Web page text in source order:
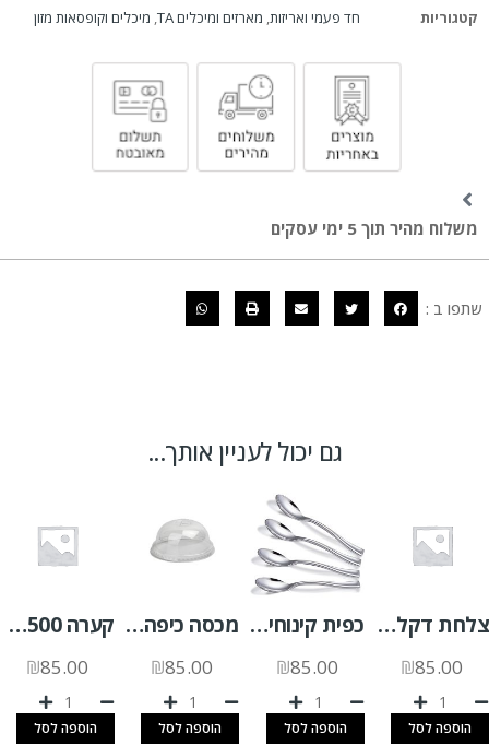
קטגוריות
חד פעמי ואריזות מארזים ומיכלים TA מיכלים וקופסאות מזון
משלוח מהיר תוך 5 ימי עסקים
שתפו ב :
גם יכול לעניין אותך...
צלחת דקל 10/10 א.200 יח'
₪85.00
הוספה לסל
כפית קינוחים מוכסף 2500 יח'
₪85.00
הוספה לסל
מכסה כיפה שקוף י.כ (95) לכוס 2000 יח'
₪85.00
הוספה לסל
קערה 1500 חלק תחתית (P) א. 280 יח'
₪85.00
הוספה לסל